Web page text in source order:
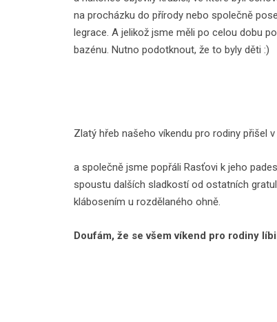
na procházku do přírody nebo společně
legrace. A jelikož jsme měli po celou dobu
bazénu. Nutno podotknout, že to byly děti :)
Zlatý hřeb našeho víkendu pro rodiny přišel
a společně jsme popřáli Rasťovi k jeho
spoustu dalších sladkostí od ostatních
klábosením u rozdělaného ohně.
Doufám, že se všem víkend pro rodiny